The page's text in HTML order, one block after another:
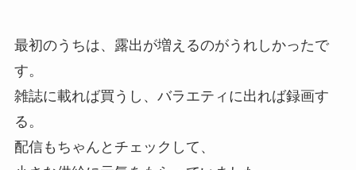
最初のうちは、露出が増えるのがうれしかったで
す。
雑誌に載れば買うし、バラエティに出れば録画す
る。
配信もちゃんとチェックして、